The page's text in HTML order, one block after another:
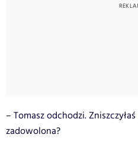
– Tomasz odchodzi.
zadowolona?